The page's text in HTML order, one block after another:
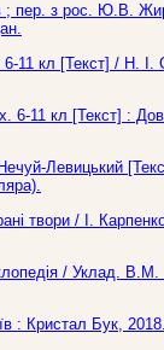
; пер. з рос. Ю.В.
6-11 кл [Текст] /
6-11 кл [Текст]
Левицький
твори / І.
/ Уклад.
: Кристал Бук,